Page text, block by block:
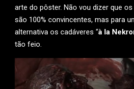
arte do pôster. Não vou dizer que os
são 100% convincentes, mas para
alternativa os cadáveres “à la
tão feio.